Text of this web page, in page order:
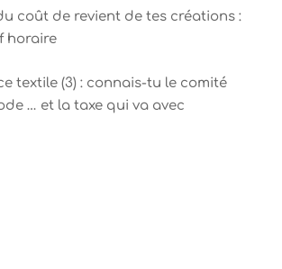
coût de revient de tes créations :
horaire
textile (3) : connais-tu le comité
… et la taxe qui va avec